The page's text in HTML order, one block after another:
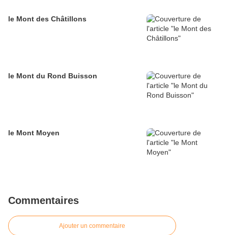
le Mont des Châtillons
le Mont du Rond Buisson
le Mont Moyen
Commentaires
Ajouter un commentaire